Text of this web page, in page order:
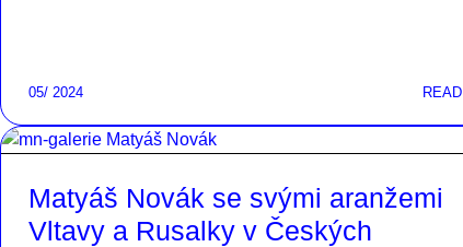
05/ 2024 READ
Matyáš Novák se svými aranžemi
Vltavy a Rusalky v Českých